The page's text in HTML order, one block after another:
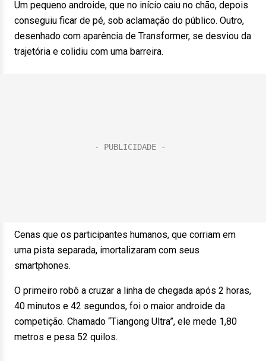
Um pequeno androide, que no início caiu no chão, depois
conseguiu ficar de pé, sob aclamação do público. Outro,
desenhado com aparência de Transformer, se desviou da
trajetória e colidiu com uma barreira.
Cenas que os participantes humanos, que corriam em
uma pista separada, imortalizaram com seus
smartphones.
O primeiro robô a cruzar a linha de chegada após 2 horas,
40 minutos e 42 segundos, foi o maior androide da
competição. Chamado “Tiangong Ultra”, ele mede 1,80
metros e pesa 52 quilos.